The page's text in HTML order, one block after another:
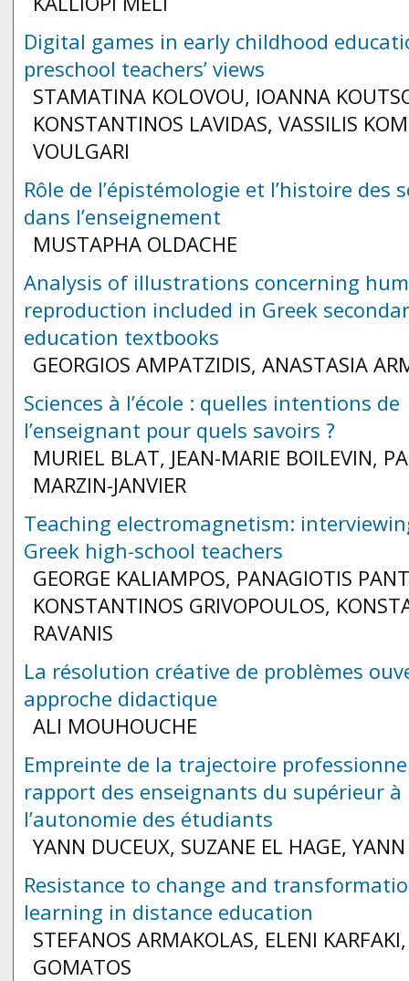
Digital games in early childhood
preschool teachers’ views
STAMATINA KOLOVOU, IOANNA
KONSTANTINOS LAVIDAS, VASSILIS
VOULGARI
Rôle de l’épistémologie et l’histoire des
dans l’enseignement
MUSTAPHA OLDACHE
Analysis of illustrations concerning
reproduction included in Greek
education textbooks
GEORGIOS AMPATZIDIS, ANASTASIA
Sciences à l’école : quelles intentions de
l’enseignant pour quels savoirs ?
MURIEL BLAT, JEAN-MARIE BOILEVIN,
MARZIN-JANVIER
Teaching electromagnetism:
Greek high-school teachers
GEORGE KALIAMPOS, PANAGIOTIS
KONSTANTINOS GRIVOPOULOS,
RAVANIS
La résolution créative de problèmes
approche didactique
ALI MOUHOUCHE
Empreinte de la trajectoire
rapport des enseignants du supérieur à
l’autonomie des étudiants
YANN DUCEUX, SUZANE EL HAGE, YANN
Resistance to change and
learning in distance education
STEFANOS ARMAKOLAS, ELENI
GOMATOS